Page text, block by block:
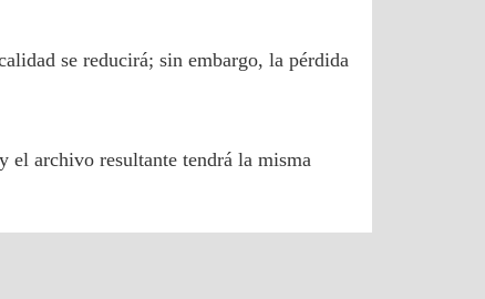
se reducirá; sin embargo, la pérdida
el archivo resultante tendrá la misma